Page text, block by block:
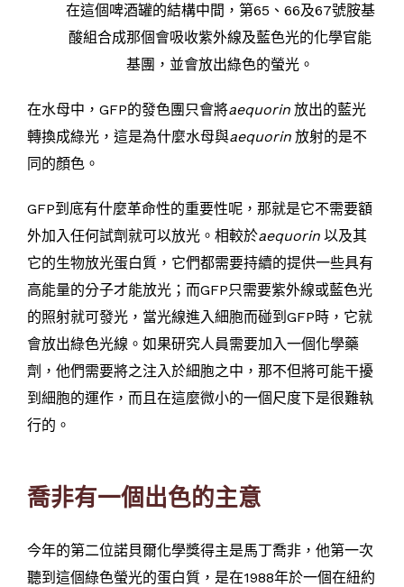
在這個啤酒罐的結構中間，第65、66及67號胺基
酸組合成那個會吸收紫外線及藍色光的化學官能
基團，並會放出綠色的螢光。
在水母中，GFP的發色團只會將aequorin 放出的藍光
轉換成綠光，這是為什麼水母與aequorin 放射的是不
同的顏色。
GFP到底有什麼革命性的重要性呢，那就是它不需要額
外加入任何試劑就可以放光。相較於aequorin 以及其
它的生物放光蛋白質，它們都需要持續的提供一些具有
高能量的分子才能放光；而GFP只需要紫外線或藍色光
的照射就可發光，當光線進入細胞而碰到GFP時，它就
會放出綠色光線。如果研究人員需要加入一個化學藥
劑，他們需要將之注入於細胞之中，那不但將可能干擾
到細胞的運作，而且在這麼微小的一個尺度下是很難執
行的。
喬非有一個出色的主意
今年的第二位諾貝爾化學獎得主是馬丁喬非，他第一次
聽到這個綠色螢光的蛋白質，是在1988年於一個在紐約